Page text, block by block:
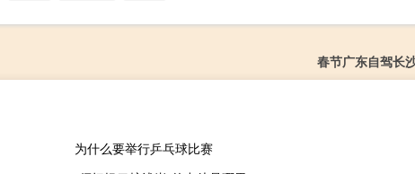
春节广东自驾长
为什么要举行乒乓球比赛